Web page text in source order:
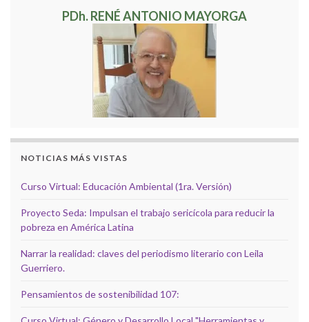
PDh. RENÉ ANTONIO MAYORGA
NOTICIAS MÁS VISTAS
Curso Virtual: Educación Ambiental (1ra. Versión)
Proyecto Seda: Impulsan el trabajo sericícola para reducir la
pobreza en América Latina
Narrar la realidad: claves del periodismo literario con Leila
Guerriero.
Pensamientos de sostenibilidad 107: